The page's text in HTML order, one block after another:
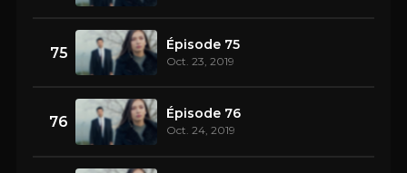
75 Épisode 75
Oct. 23, 2019
76 Épisode 76
Oct. 24, 2019